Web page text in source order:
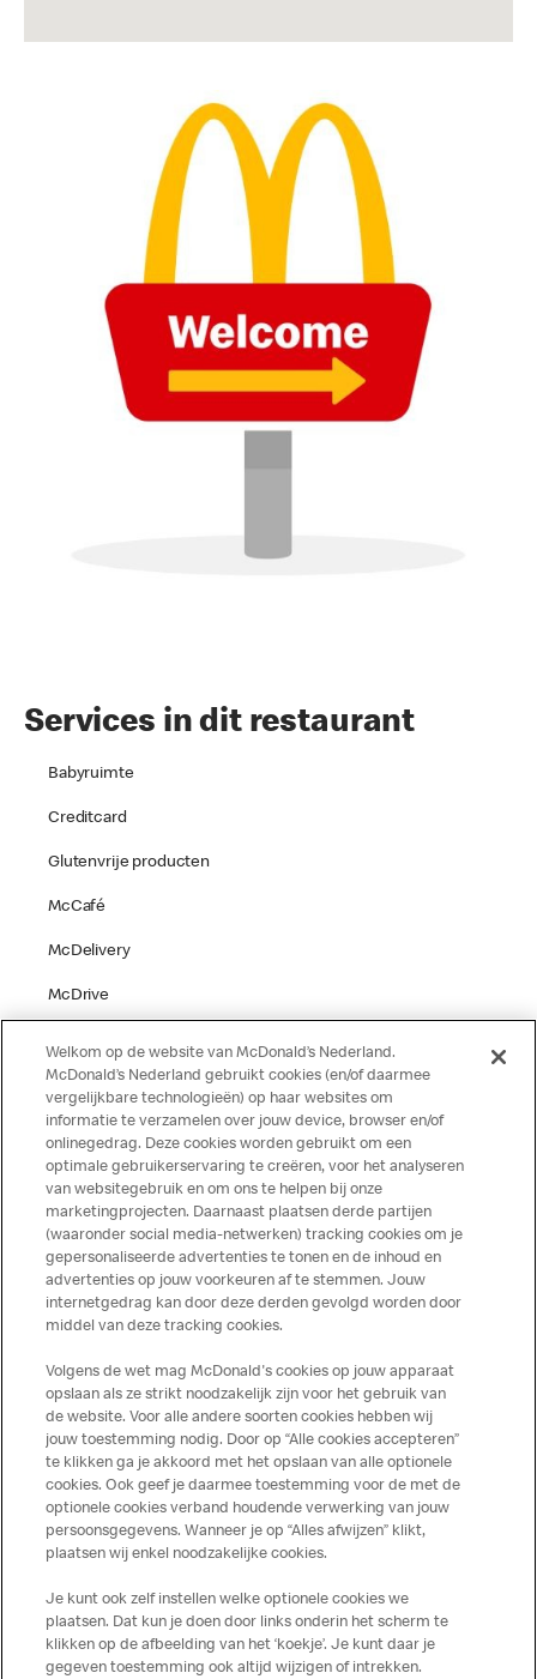
Services in dit restaurant
Babyruimte
Creditcard
Glutenvrije producten
McCafé
McDelivery
McDrive
Speelgelegenheid
Terras
Meer over dit restaurant
McDonald's
Bezoek Restaurant pagina
Over ons
Services
Contact
Welkom op de website van McDonald’s Nederland.
McDonald’s Nederland gebruikt cookies (en/of daarmee
vergelijkbare technologieën) op haar websites om
informatie te verzamelen over jouw device, browser en/of
onlinegedrag. Deze cookies worden gebruikt om een
optimale gebruikerservaring te creëren, voor het analyseren
van websitegebruik en om ons te helpen bij onze
marketingprojecten. Daarnaast plaatsen derde partijen
(waaronder social media-netwerken) tracking cookies om je
gepersonaliseerde advertenties te tonen en de inhoud en
advertenties op jouw voorkeuren af te stemmen. Jouw
internetgedrag kan door deze derden gevolgd worden door
middel van deze tracking cookies.
Volgens de wet mag McDonald's cookies op jouw apparaat
opslaan als ze strikt noodzakelijk zijn voor het gebruik van
de website. Voor alle andere soorten cookies hebben wij
jouw toestemming nodig. Door op “Alle cookies accepteren”
te klikken ga je akkoord met het opslaan van alle optionele
cookies. Ook geef je daarmee toestemming voor de met de
optionele cookies verband houdende verwerking van jouw
persoonsgegevens. Wanneer je op “Alles afwijzen” klikt,
plaatsen wij enkel noodzakelijke cookies.
Je kunt ook zelf instellen welke optionele cookies we
plaatsen. Dat kun je doen door links onderin het scherm te
klikken op de afbeelding van het ‘koekje’. Je kunt daar je
gegeven toestemming ook altijd wijzigen of intrekken.